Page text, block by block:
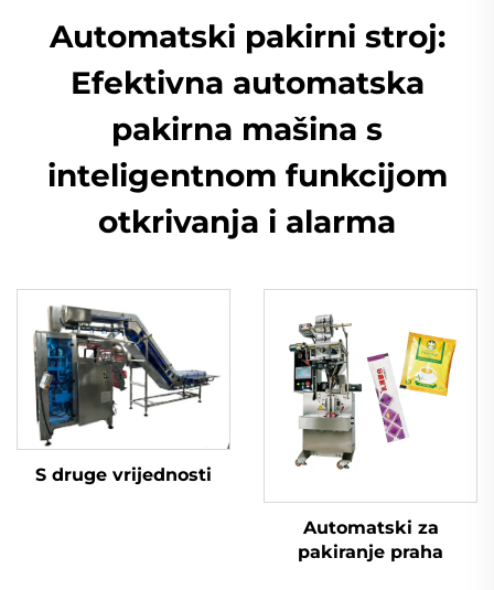
Automatski pakirni stroj:
Efektivna automatska
pakirna mašina s
inteligentnom funkcijom
otkrivanja i alarma
S druge vrijednosti
Automatski za
pakiranje praha